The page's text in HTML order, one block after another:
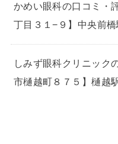
かめい眼科の口コミ・
丁目３１−９】中央前橋
しみず眼科クリニック
市樋越町８７５】樋越